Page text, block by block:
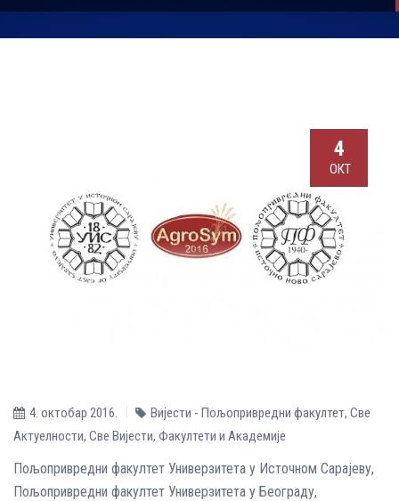
4
ОКТ
4. октобар 2016. Вијести - Пољопривредни факултет, Све
Aктуелности, Све Вијести, Факултети и Академије
Пољопривредни факултет Универзитета у Источном Сарајеву,
Пољопривредни факултет Универзитета у Београду,